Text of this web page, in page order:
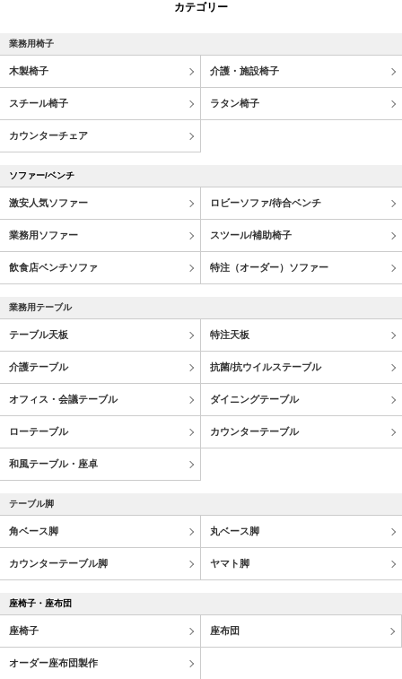
カテゴリー
業務用椅子
木製椅子 介護・施設椅子
スチール椅子 ラタン椅子
カウンターチェア
ソファー/ベンチ
激安人気ソファー ロビーソファ/待合ベンチ
業務用ソファー スツール/補助椅子
飲食店ベンチソファ 特注（オーダー）ソファー
業務用テーブル
テーブル天板 特注天板
介護テーブル 抗菌/抗ウイルステーブル
オフィス・会議テーブル ダイニングテーブル
ローテーブル カウンターテーブル
和風テーブル・座卓
テーブル脚
角ベース脚 丸ベース脚
カウンターテーブル脚 ヤマト脚
座椅子・座布団
座椅子 座布団
オーダー座布団製作